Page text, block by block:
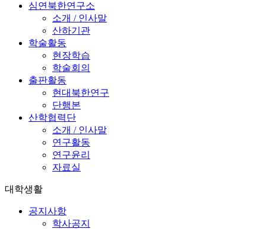
심연북한연구소
소개 / 인사말
산하기관
학술활동
현장학습
학술회의
출판활동
현대북한연구
단행본
산학협력단
소개 / 인사말
연구활동
연구윤리
자료실
대학생활
공지사항
학사공지